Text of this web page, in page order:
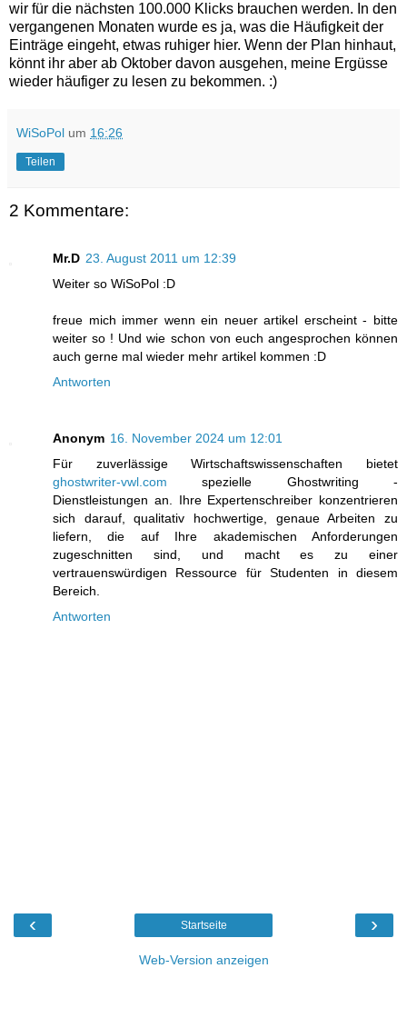
wir für die nächsten 100.000 Klicks brauchen werden. In den
vergangenen Monaten wurde es ja, was die Häufigkeit der
Einträge eingeht, etwas ruhiger hier. Wenn der Plan hinhaut,
könnt ihr aber ab Oktober davon ausgehen, meine Ergüsse
wieder häufiger zu lesen zu bekommen. :)
WiSoPol um 16:26
Teilen
2 Kommentare:
Mr.D 23. August 2011 um 12:39
Weiter so WiSoPol :D
freue mich immer wenn ein neuer artikel erscheint - bitte
weiter so ! Und wie schon von euch angesprochen können
auch gerne mal wieder mehr artikel kommen :D
Antworten
Anonym 16. November 2024 um 12:01
Für zuverlässige Wirtschaftswissenschaften bietet
ghostwriter-vwl.com spezielle Ghostwriting -
Dienstleistungen an. Ihre Expertenschreiber konzentrieren
sich darauf, qualitativ hochwertige, genaue Arbeiten zu
liefern, die auf Ihre akademischen Anforderungen
zugeschnitten sind, und macht es zu einer
vertrauenswürdigen Ressource für Studenten in diesem
Bereich.
Antworten
‹ ›
Startseite
Web-Version anzeigen